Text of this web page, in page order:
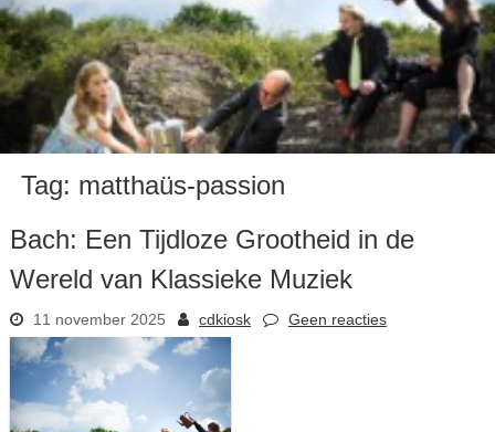
Tag: matthaüs-passion
Bach: Een Tijdloze Grootheid in de
Wereld van Klassieke Muziek
11 november 2025 cdkiosk Geen reacties